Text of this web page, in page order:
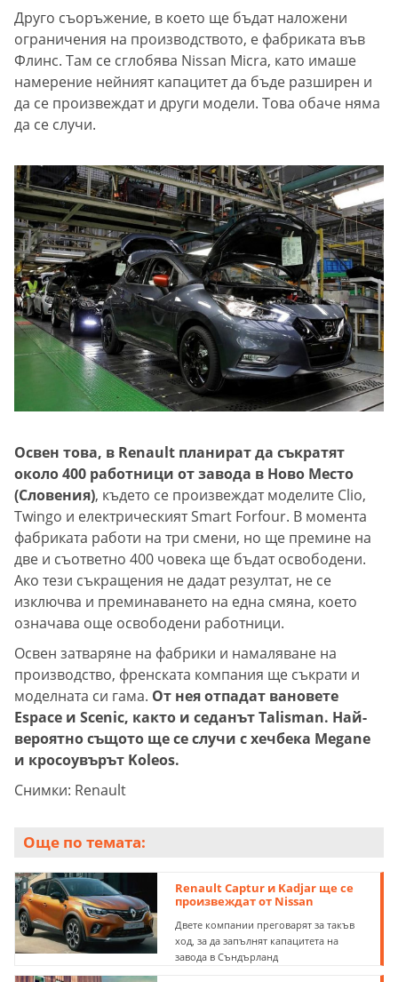
Друго съоръжение, в което ще бъдат наложени
ограничения на производството, е фабриката във
Флинс. Там се сглобява Nissan Micra, като имаше
намерение нейният капацитет да бъде разширен и
да се произвеждат и други модели. Това обаче няма
да се случи.
Освен това, в Renault планират да съкратят
около 400 работници от завода в Ново Место
(Словения), където се произвеждат моделите Clio,
Twingo и електрическият Smart Forfour. В момента
фабриката работи на три смени, но ще премине на
две и съответно 400 човека ще бъдат освободени.
Ако тези съкращения не дадат резултат, не се
изключва и преминаването на една смяна, което
означава още освободени работници.
Освен затваряне на фабрики и намаляване на
производство, френската компания ще съкрати и
моделната си гама. От нея отпадат вановете
Espace и Scenic, както и седанът Talisman. Най-
вероятно същото ще се случи с хечбека Megane
и кросоувърът Koleos.
Снимки: Renault
Още по темата:
Renault Captur и Kadjar ще се
произвеждат от Nissan
Двете компании преговарят за такъв
ход, за да запълнят капацитета на
завода в Съндърланд